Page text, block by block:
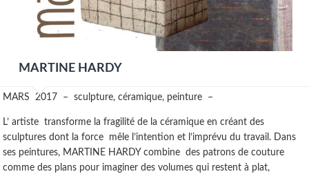
MARTINE HARDY
MARS 2017 – sculpture, céramique, peinture –
L’ artiste transforme la fragilité de la céramique en créant des
sculptures dont la force mêle l’intention et l’imprévu du travail. Dans
ses peintures, MARTINE HARDY combine des patrons de couture
comme des plans pour imaginer des volumes qui restent à plat,